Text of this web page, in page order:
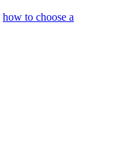
how to choose a